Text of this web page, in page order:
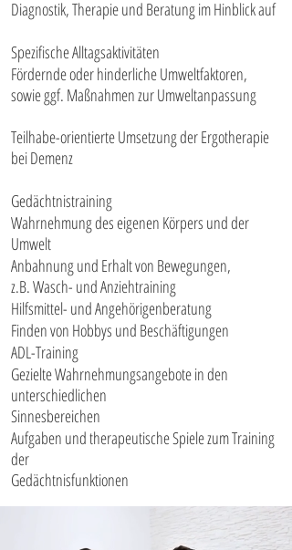
Diagnostik, Therapie und Beratung im Hinblick auf
Spezifische Alltagsaktivitäten
Fördernde oder hinderliche Umweltfaktoren,
sowie ggf. Maßnahmen zur Umweltanpassung
Teilhabe-orientierte Umsetzung der Ergotherapie
bei Demenz
Gedächtnistraining
Wahrnehmung des eigenen Körpers und der
Umwelt
Anbahnung und Erhalt von Bewegungen,
z.B. Wasch- und Anziehtraining
Hilfsmittel- und Angehörigenberatung​
Finden von Hobbys und Beschäftigungen
ADL-Training
Gezielte Wahrnehmungsangebote in den
unterschiedlichen
Sinnesbereichen
Aufgaben und therapeutische Spiele zum Training
der
Gedächtnisfunktionen